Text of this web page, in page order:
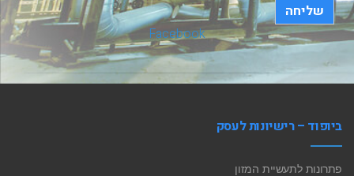
שליחה
Facebook
ביופוד – רישיונות לעסק
פתרונות לתעשיית המזון